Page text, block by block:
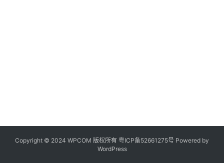
Copyright © 2024 WPCOM 版权所有 粤ICP备52661275号 Powered by
WordPress